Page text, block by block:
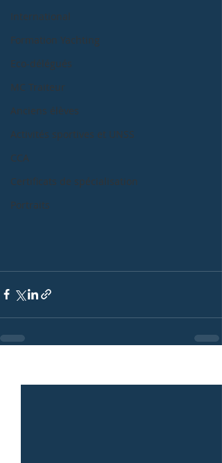
International
Formation Yachting
Eco-délégués
MC Traiteur
Anciens élèves
Activités sportives et UNSS
CCA
Certificats de spécialisation
Portraits